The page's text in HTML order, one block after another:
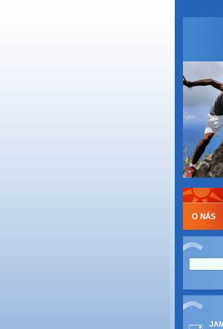
O NÁS